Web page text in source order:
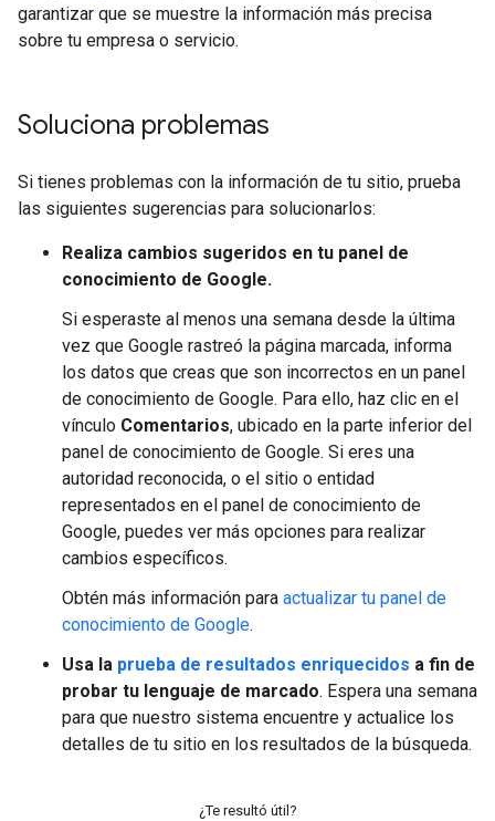
garantizar que se muestre la información más precisa
sobre tu empresa o servicio.
Soluciona problemas
Si tienes problemas con la información de tu sitio, prueba
las siguientes sugerencias para solucionarlos:
Realiza cambios sugeridos en tu panel de
conocimiento de Google.
Si esperaste al menos una semana desde la última
vez que Google rastreó la página marcada, informa
los datos que creas que son incorrectos en un panel
de conocimiento de Google. Para ello, haz clic en el
vínculo Comentarios, ubicado en la parte inferior del
panel de conocimiento de Google. Si eres una
autoridad reconocida, o el sitio o entidad
representados en el panel de conocimiento de
Google, puedes ver más opciones para realizar
cambios específicos.
Obtén más información para actualizar tu panel de
conocimiento de Google.
Usa la prueba de resultados enriquecidos a fin de
probar tu lenguaje de marcado. Espera una semana
para que nuestro sistema encuentre y actualice los
detalles de tu sitio en los resultados de la búsqueda.
¿Te resultó útil?